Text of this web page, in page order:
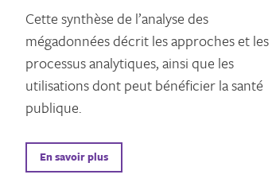
Cette synthèse de l’analyse des
mégadonnées décrit les approches et les
processus analytiques, ainsi que les
utilisations dont peut bénéficier la santé
publique.
En savoir plus